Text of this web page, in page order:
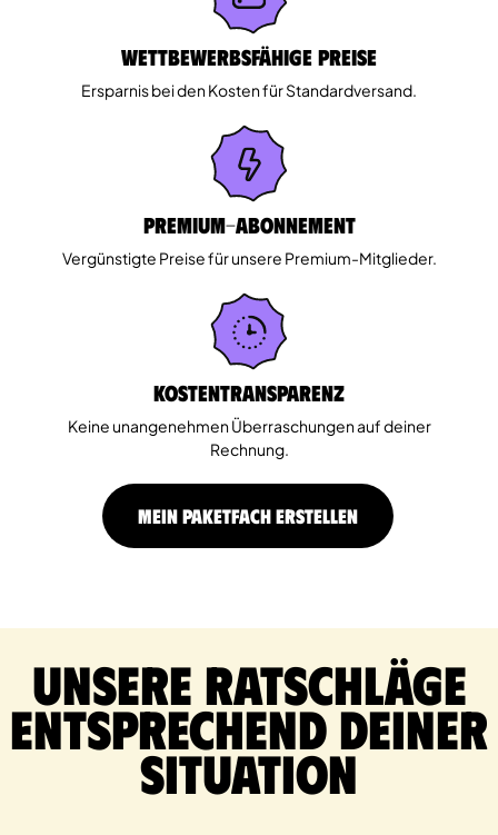
Wettbewerbsfähige Preise
Ersparnis bei den Kosten für Standardversand.
Premium-Abonnement
Vergünstigte Preise für unsere Premium-Mitglieder.
Kostentransparenz
Keine unangenehmen Überraschungen auf deiner
Rechnung.
MEIN PAKETFACH ERSTELLEN
Unsere Ratschläge
entsprechend deiner
Situation